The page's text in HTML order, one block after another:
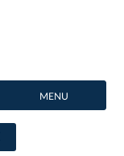
MENU